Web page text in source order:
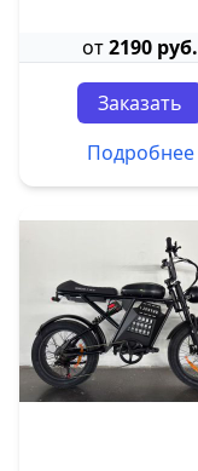
от2190 руб.
Заказать
Подробнее